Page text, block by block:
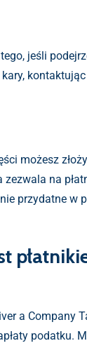
jeśli
możesz
na
przydatne w
a Company
podatku.